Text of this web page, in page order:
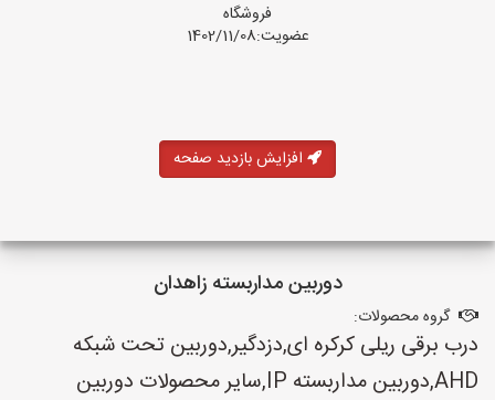
فروشگاه
عضویت:1402/11/08
افزایش بازدید صفحه
دوربین مداربسته زاهدان
گروه محصولات:
درب برقی ریلی کرکره ای,دزدگیر,دوربین تحت شبکه
AHD,دوربین مداربسته IP,سایر محصولات دوربین